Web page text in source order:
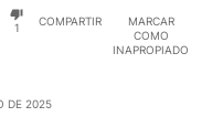
1
COMPARTIR
MARCAR
COMO
INAPROPIADO
DE 2025